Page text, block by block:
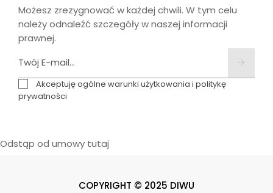
Możesz zrezygnować w każdej chwili. W tym celu
należy odnaleźć szczegóły w naszej informacji
prawnej.
Akceptuję ogólne warunki użytkowania i politykę
prywatności
Odstąp od umowy tutaj
COPYRIGHT © 2025 DIWU